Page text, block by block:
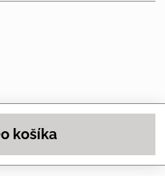
Do košíka